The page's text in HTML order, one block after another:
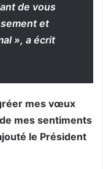
de vous
et
», a écrit
mes vœux
mes sentiments
le Président